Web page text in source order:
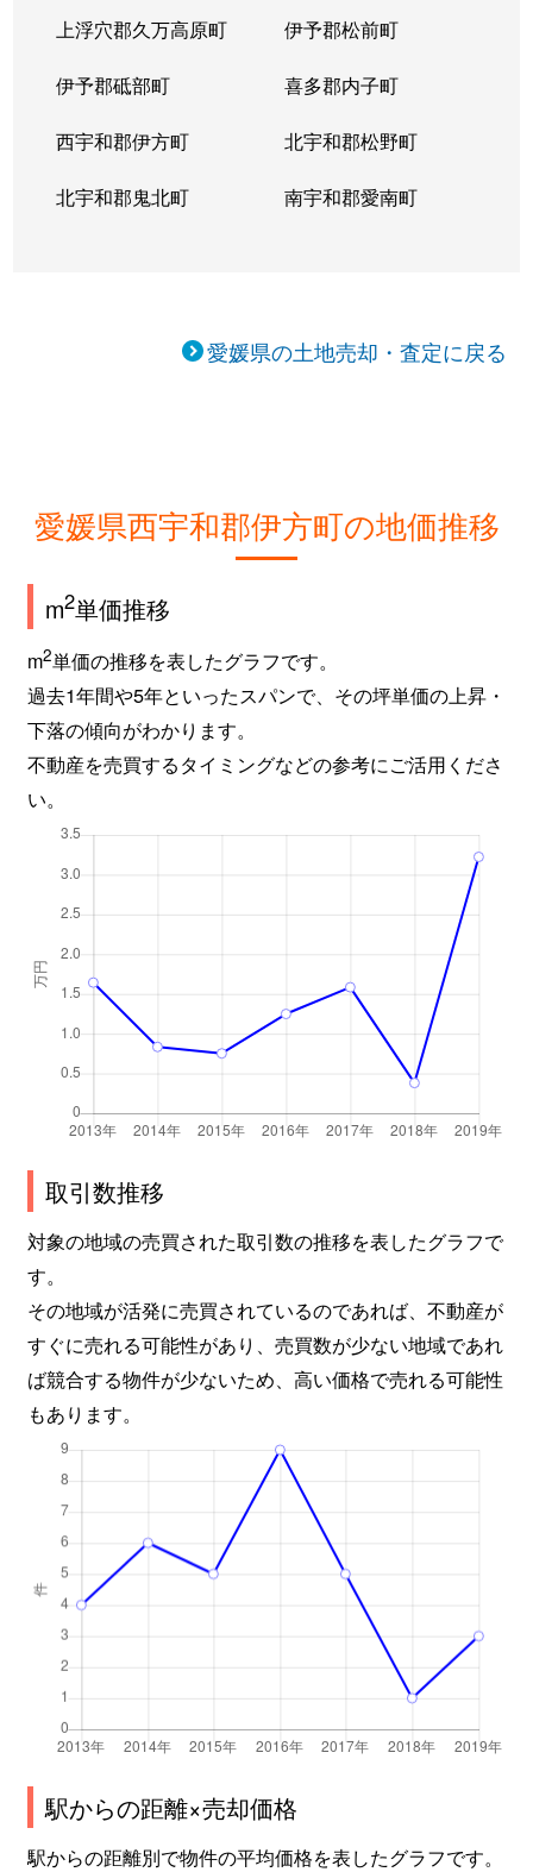
上浮穴郡久万高原町 伊予郡松前町
伊予郡砥部町 喜多郡内子町
西宇和郡伊方町 北宇和郡松野町
北宇和郡鬼北町 南宇和郡愛南町
愛媛県の土地売却・査定に戻る
愛媛県西宇和郡伊方町の地価推移
m2単価推移
m2単価の推移を表したグラフです。
過去1年間や5年といったスパンで、その坪単価の上昇・
下落の傾向がわかります。
不動産を売買するタイミングなどの参考にご活用くださ
い。
取引数推移
対象の地域の売買された取引数の推移を表したグラフで
す。
その地域が活発に売買されているのであれば、不動産が
すぐに売れる可能性があり、売買数が少ない地域であれ
ば競合する物件が少ないため、高い価格で売れる可能性
もあります。
駅からの距離×売却価格
駅からの距離別で物件の平均価格を表したグラフです。